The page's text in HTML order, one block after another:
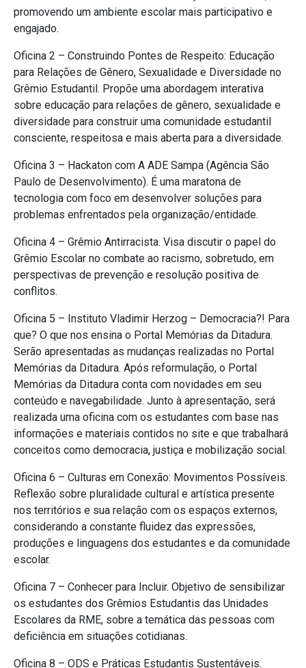
promovendo um ambiente escolar mais participativo e
engajado.
Oficina 2 – Construindo Pontes de Respeito: Educação
para Relações de Gênero, Sexualidade e Diversidade no
Grêmio Estudantil. Propõe uma abordagem interativa
sobre educação para relações de gênero, sexualidade e
diversidade para construir uma comunidade estudantil
consciente, respeitosa e mais aberta para a diversidade.
Oficina 3 – Hackaton com A ADE Sampa (Agência São
Paulo de Desenvolvimento). É uma maratona de
tecnologia com foco em desenvolver soluções para
problemas enfrentados pela organização/entidade.
Oficina 4 – Grêmio Antirracista. Visa discutir o papel do
Grêmio Escolar no combate ao racismo, sobretudo, em
perspectivas de prevenção e resolução positiva de
conflitos.
Oficina 5 – Instituto Vladimir Herzog – Democracia?! Para
que? O que nos ensina o Portal Memórias da Ditadura.
Serão apresentadas as mudanças realizadas no Portal
Memórias da Ditadura. Após reformulação, o Portal
Memórias da Ditadura conta com novidades em seu
conteúdo e navegabilidade. Junto à apresentação, será
realizada uma oficina com os estudantes com base nas
informações e materiais contidos no site e que trabalhará
conceitos como democracia, justiça e mobilização social.
Oficina 6 – Culturas em Conexão: Movimentos Possíveis.
Reflexão sobre pluralidade cultural e artística presente
nos territórios e sua relação com os espaços externos,
considerando a constante fluidez das expressões,
produções e linguagens dos estudantes e da comunidade
escolar.
Oficina 7 – Conhecer para Incluir. Objetivo de sensibilizar
os estudantes dos Grêmios Estudantis das Unidades
Escolares da RME, sobre a temática das pessoas com
deficiência em situações cotidianas.
Oficina 8 – ODS e Práticas Estudantis Sustentáveis.